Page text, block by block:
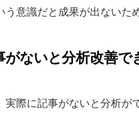
う意識だと成果が出ないた
がないと分析改善で
実際に記事がないと分析が